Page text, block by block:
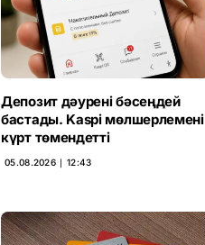
Депозит дәурені бәсеңдей
бастады. Kaspi мөлшерлемені
күрт төмендетті
05.08.2026 ∣ 12:43